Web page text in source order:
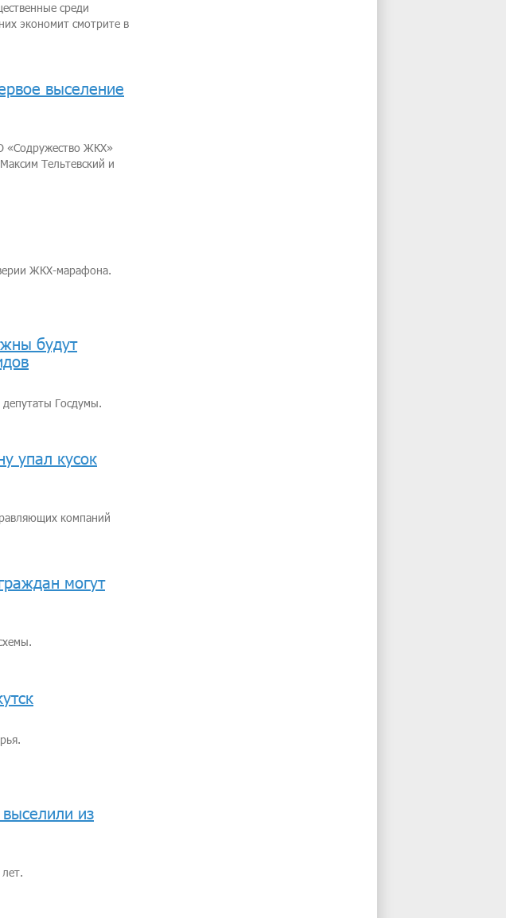
среди
экономит смотрите в
выселение
«Содружество ЖКХ»
Тельтевский и
ЖКХ-марафона.
будут
Госдумы.
упал кусок
компаний
могут
из